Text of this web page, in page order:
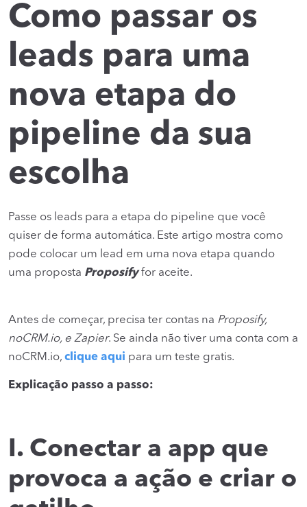
Como passar os
leads para uma
nova etapa do
pipeline da sua
escolha
Passe os leads para a etapa do pipeline que você
quiser de forma automática. Este artigo mostra como
pode colocar um lead em uma nova etapa quando
uma proposta Proposifyfor aceite.
Antes de começar, precisa ter contas na Proposify,
noCRM.io, e Zapier. Se ainda não tiver uma conta com a
noCRM.io, clique aqui para um teste gratis.
Explicação passo a passo:
I. Conectar a app que
provoca a ação e criar o